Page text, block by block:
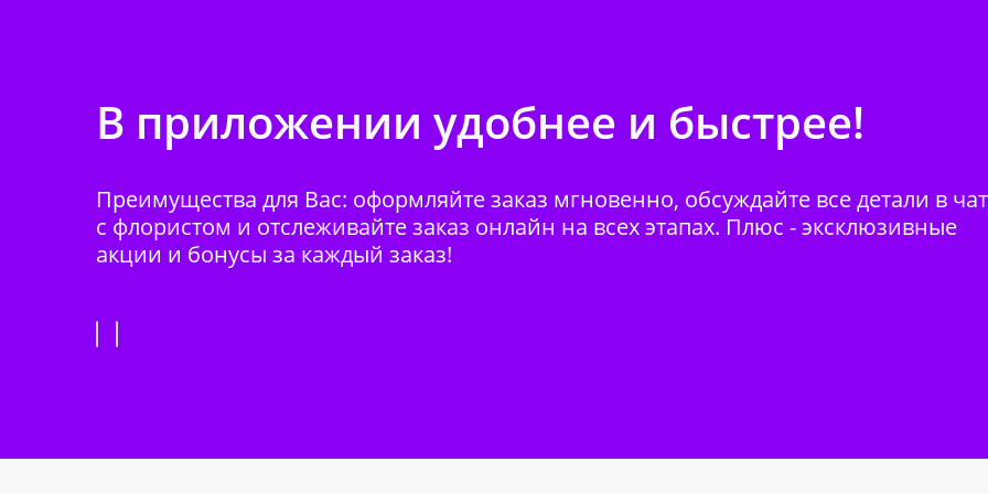
В приложении удобнее и быстрее!
Преимущества для Вас: оформляйте заказ мгновенно, обсуждайте все детали в
с флористом и отслеживайте заказ онлайн на всех этапах. Плюс - эксклюзивные
акции и бонусы за каждый заказ!